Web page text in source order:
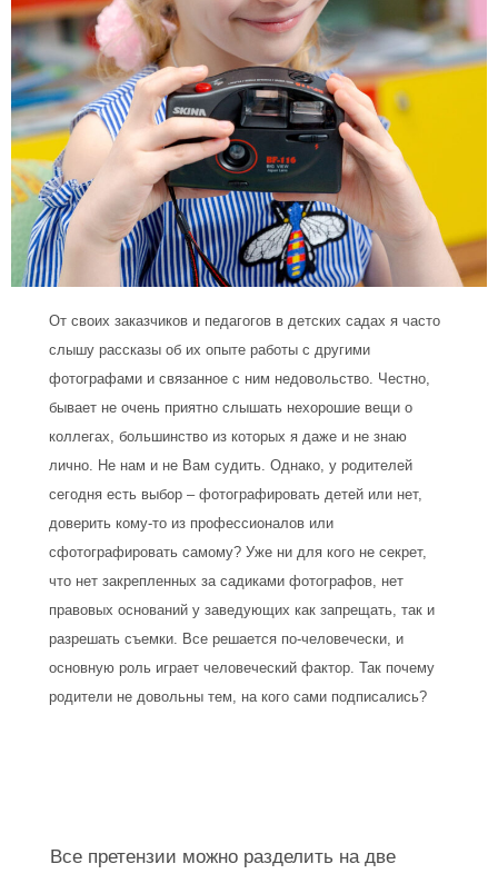
От своих заказчиков и педагогов в детских садах я часто
слышу рассказы об их опыте работы с другими
фотографами и связанное с ним недовольство. Честно,
бывает не очень приятно слышать нехорошие вещи о
коллегах, большинство из которых я даже и не знаю
лично. Не нам и не Вам судить. Однако, у родителей
сегодня есть выбор – фотографировать детей или нет,
доверить кому-то из профессионалов или
сфотографировать самому? Уже ни для кого не секрет,
что нет закрепленных за садиками фотографов, нет
правовых оснований у заведующих как запрещать, так и
разрешать съемки. Все решается по-человечески, и
основную роль играет человеческий фактор. Так почему
родители не довольны тем, на кого сами подписались?
Все претензии можно разделить на две